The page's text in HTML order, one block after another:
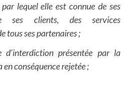
lequel elle est connue de ses
ses clients, des services
tous ses partenaires ;
d’interdiction présentée par la
en conséquence rejetée ;